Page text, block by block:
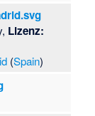
Lizenz:
(Spain)